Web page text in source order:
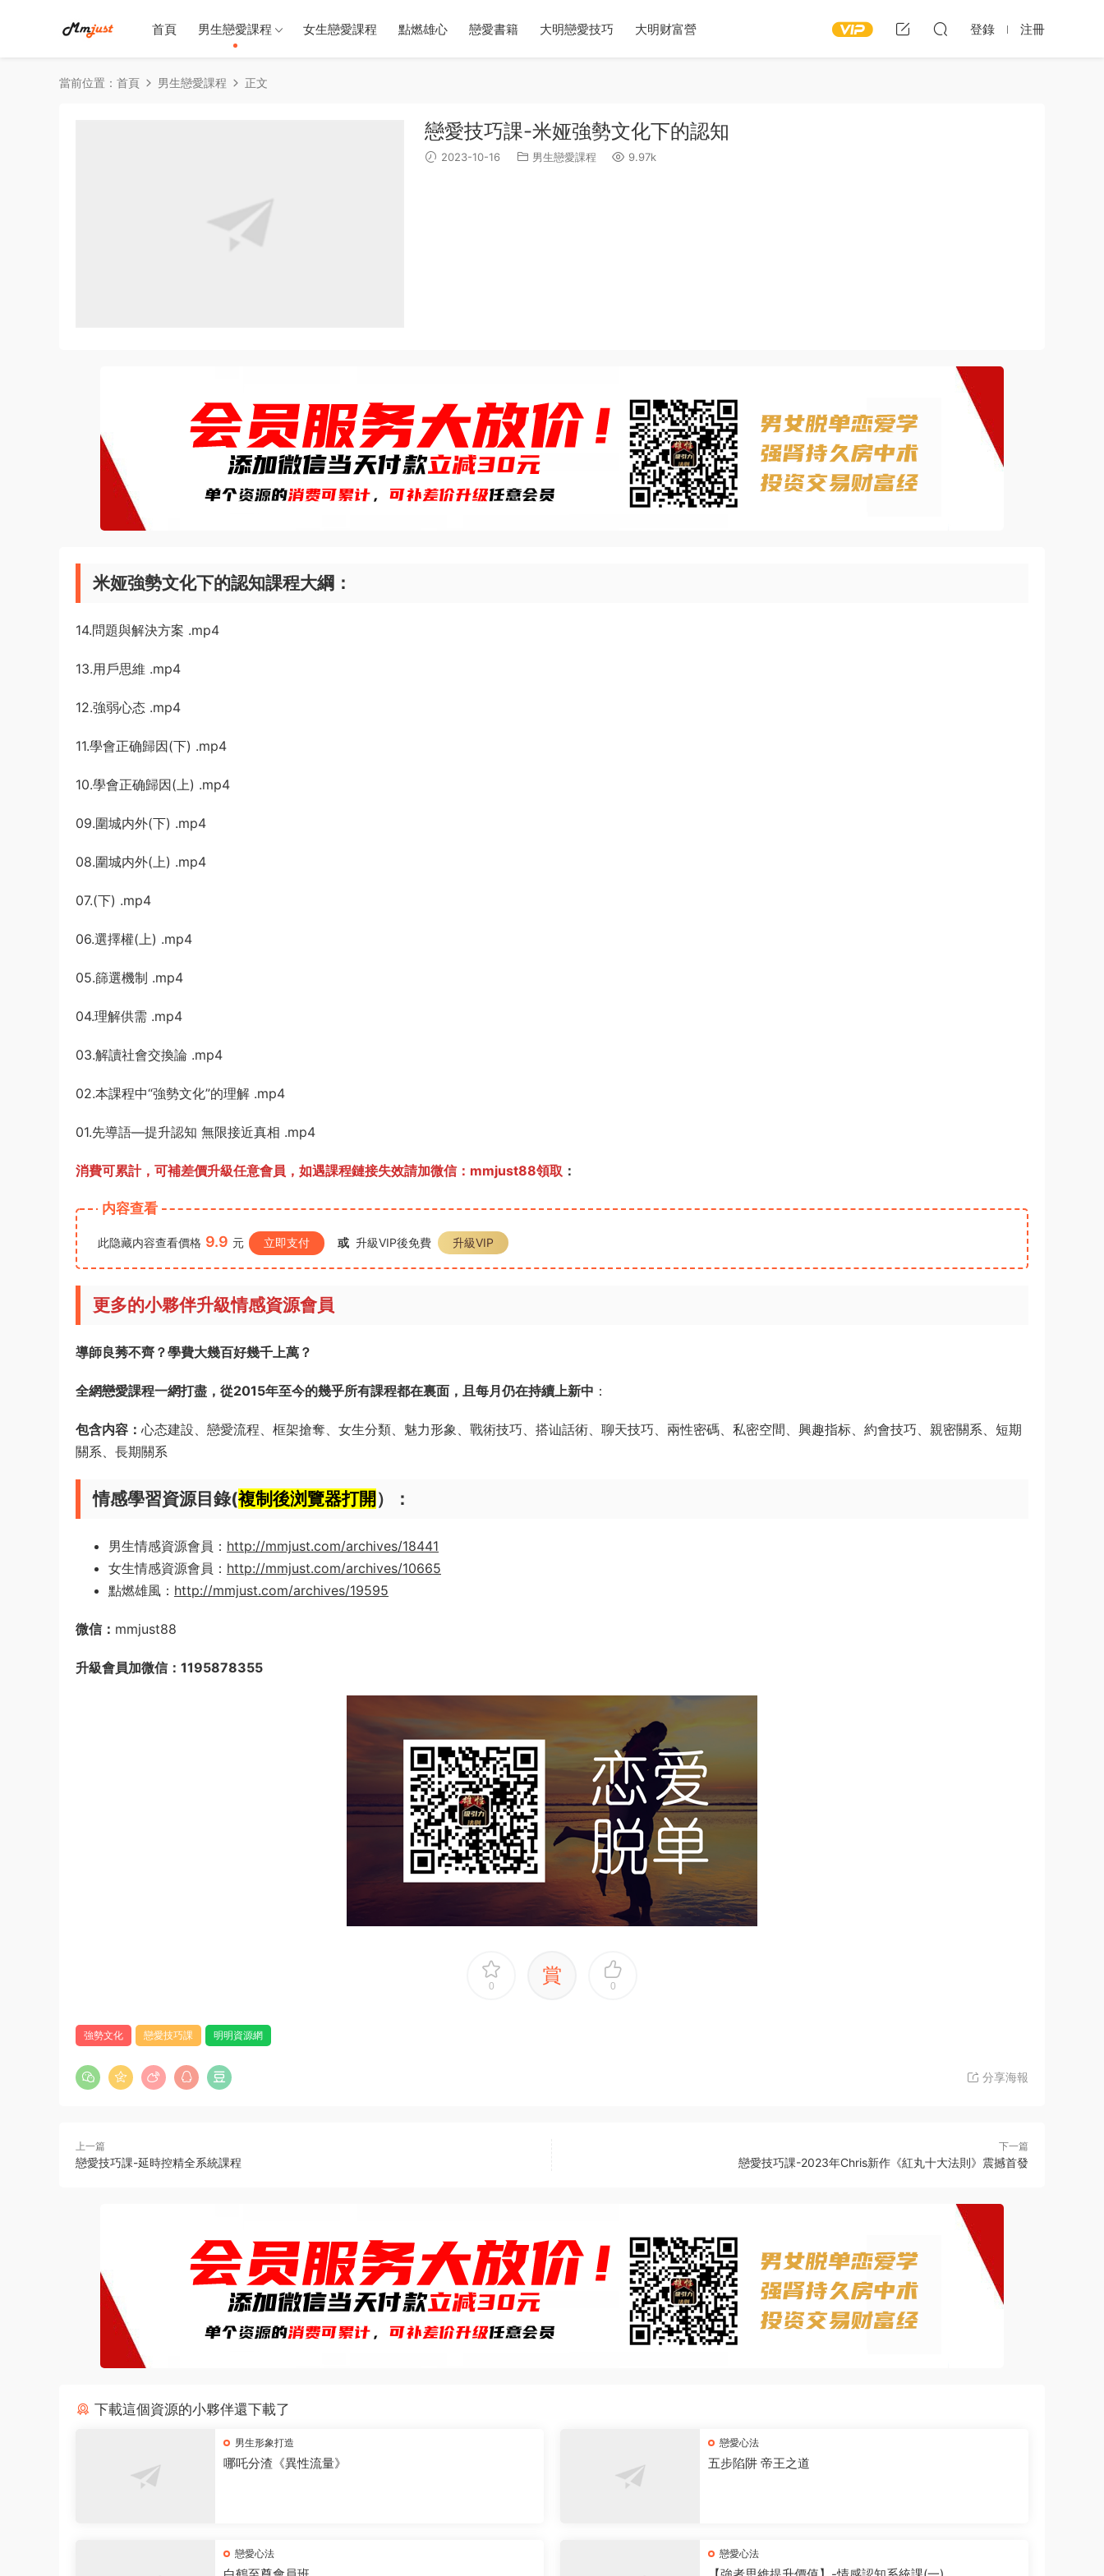
首頁 男生戀愛課程 女生戀愛課程 點燃雄心 戀愛書籍 大明戀愛技巧 大明财富營 登錄 注冊
當前位置： 首頁 男生戀愛課程 正文
戀愛技巧課-米娅強勢文化下的認知
2023-10-16 男生戀愛課程 9.97k
米娅強勢文化下的認知課程大綱：
14.問題與解決方案 .mp4
13.用戶思維 .mp4
12.強弱心态 .mp4
11.學會正确歸因(下) .mp4
10.學會正确歸因(上) .mp4
09.圍城内外(下) .mp4
08.圍城内外(上) .mp4
07.(下) .mp4
06.選擇權(上) .mp4
05.篩選機制 .mp4
04.理解供需 .mp4
03.解讀社會交換論 .mp4
02.本課程中“強勢文化”的理解 .mp4
01.先導語—提升認知 無限接近真相 .mp4
消費可累計，可補差價升級任意會員， 如遇課程鏈接失效請加微信：mmjust88領取 ：
内容查看
此隐藏内容查看價格 9.9 元 立即支付 或 升級VIP後免費 升級VIP
更多的小夥伴升級情感資源會員
導師良莠不齊？學費大幾百好幾千上萬？
全網戀愛課程一網打盡，從2015年至今的幾乎所有課程都在裏面，且每月仍在持續上新中 ：
包含内容： 心态建設、戀愛流程、框架搶奪、女生分類、魅力形象、戰術技巧、搭讪話術、聊天技巧、兩性密碼、私密空間、興趣指标、約會技巧、親密關系、短期
關系、長期關系
情感學習資源目錄(複制後浏覽器打開 ）：
男生情感資源會員： http://mmjust.com/archives/18441
女生情感資源會員： http://mmjust.com/archives/10665
點燃雄風： http://mmjust.com/archives/19595
微信： mmjust88
升級會員加微信：1195878355
0 賞 0
強勢文化 戀愛技巧課 明明資源網
分享海報
上一篇
戀愛技巧課-延時控精全系統課程
下一篇
戀愛技巧課-2023年Chris新作《紅丸十大法則》震撼首發
下載這個資源的小夥伴還下載了
男生形象打造
哪吒分渣《異性流量》
戀愛心法
五步陷阱 帝王之道
戀愛心法 戀愛心法